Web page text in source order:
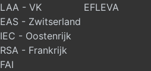
LAA - VK
EAS - Zwitserland
IEC - Oostenrijk
RSA - Frankrijk
FAI
EFLEVA